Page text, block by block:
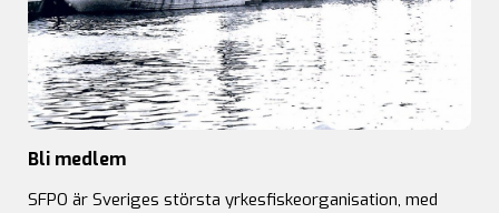
Bli medlem
SFPO är Sveriges största yrkesfiskeorganisation, med